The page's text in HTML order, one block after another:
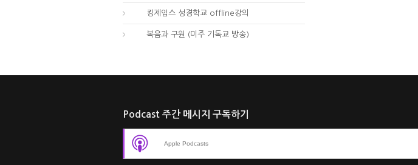
킹제임스 성경학교 offline강의
복음과 구원 (미주 기독교 방송)
Podcast 주간 메시지 구독하기
Apple Podcasts